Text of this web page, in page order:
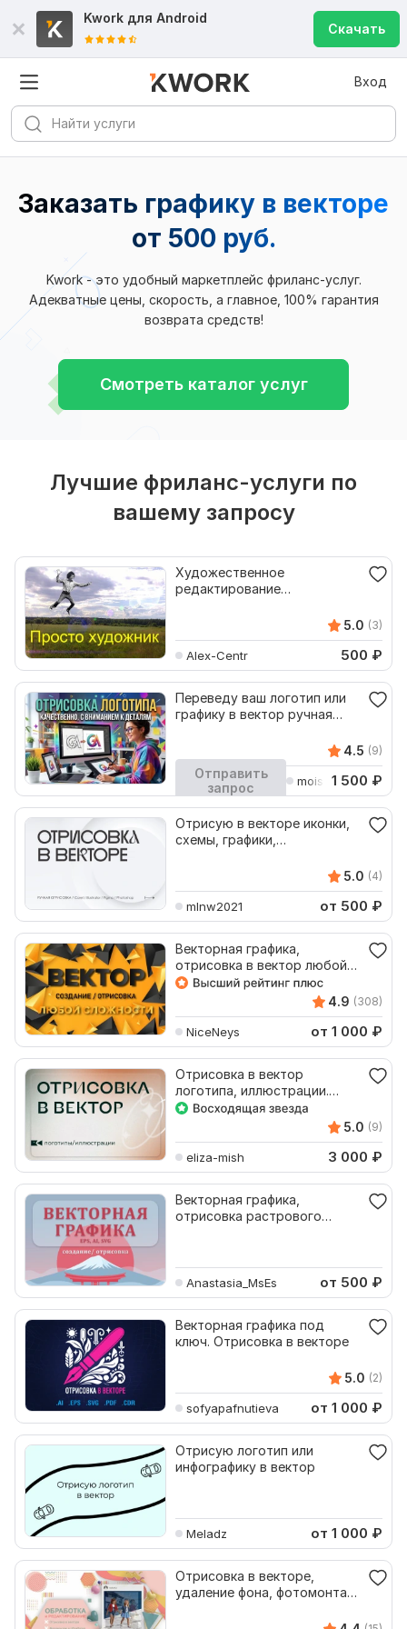
Kwork для Android
Скачать
Вход
Заказать графику в векторе
от 500 руб.
Kwork - это удобный маркетплейс фриланс-услуг.
Адекватные цены, скорость, а главное, 100% гарантия
возврата средств!
Смотреть каталог услуг
Лучшие фриланс-услуги по
вашему запросу
Художественное
редактирование
5.0 (3)
Alex-Centr 500 ₽
Кворк остановлен
Переведу ваш логотип или
графику в вектор ручная
4.5 (9)
Отправить
запрос
moiseymarina42
1 500 ₽
Отрисую в векторе иконки,
схемы, графики,
5.0 (4)
mlnw2021 от 500 ₽
Векторная графика,
отрисовка в вектор любой
сложности
4.9 (308)
NiceNeys от 1 000 ₽
Отрисовка в вектор
логотипа, иллюстрации.
Векторная графика
5.0 (9)
eliza-mish 3 000 ₽
Векторная графика,
отрисовка растрового
Anastasia_MsEs от 500 ₽
Векторная графика под
ключ. Отрисовка в векторе
5.0 (2)
sofyapafnutieva от 1 000 ₽
Отрисую логотип или
инфографику в вектор
Meladz от 1 000 ₽
Отрисовка в векторе,
удаление фона, фотомонтаж